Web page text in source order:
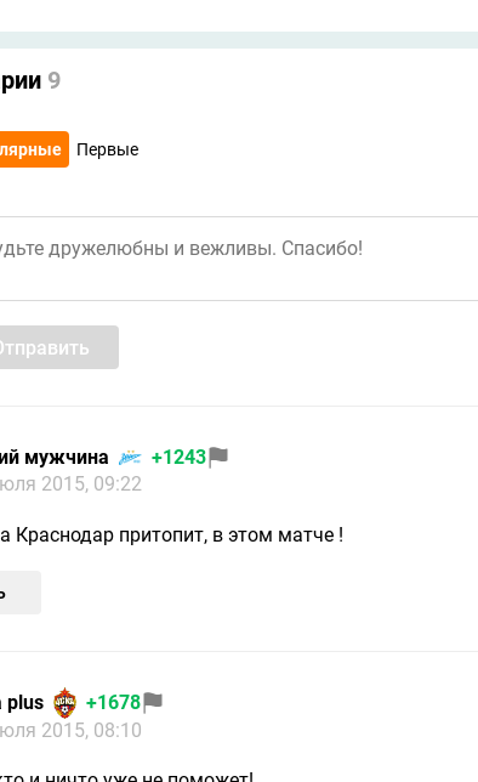
9
Первые
мужчина
+1243
2015, 09:22
Краснодар притопит, в этом матче !
plus
+1678
2015, 08:10